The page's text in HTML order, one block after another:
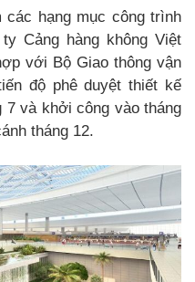
hạng mục công trình
Cảng hàng không Việt
với Bộ Giao thông vận
độ phê duyệt thiết kế
7 và khởi công vào tháng
tháng 12.